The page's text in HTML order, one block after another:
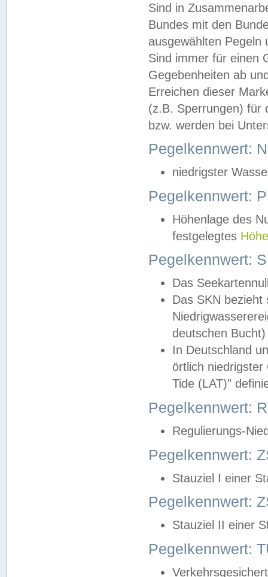
Sind in
Bundes mit den
ausgewählten
Sind immer für einen
Gegebenheiten ab
Erreichen dieser
(z.B. Sperrungen) für
bzw. werden bei
Pegelkennwert:
niedrigster
Pegelkennwert:
Höhenlage des
festgelegtes
Pegelkennwert:
Das
Das SKN
deutschen
In Deutschland
örtlich
Tide (LAT)"
Pegelkennwert:
Regulierungs-
Pegelkennwert:
Stauziel I einer
Pegelkennwert:
Stauziel II einer
Pegelkennwert: